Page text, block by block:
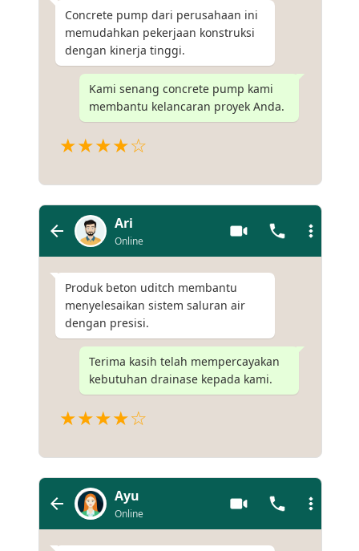
Concrete pump dari perusahaan ini
memudahkan pekerjaan konstruksi
dengan kinerja tinggi.
Kami senang concrete pump kami
membantu kelancaran proyek Anda.
★★★★☆
Ari
Online
Produk beton uditch membantu
menyelesaikan sistem saluran air
dengan presisi.
Terima kasih telah mempercayakan
kebutuhan drainase kepada kami.
★★★★☆
Ayu
Online